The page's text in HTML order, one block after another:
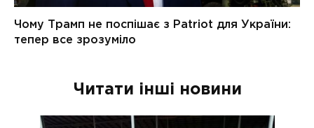
Читати інші новини